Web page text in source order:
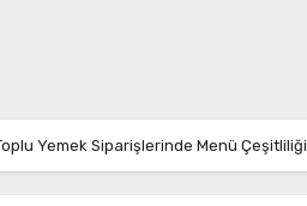
Yemek Siparişlerinde Menü Çeşitliliği